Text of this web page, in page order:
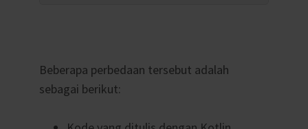
Beberapa perbedaan tersebut adalah
sebagai berikut: